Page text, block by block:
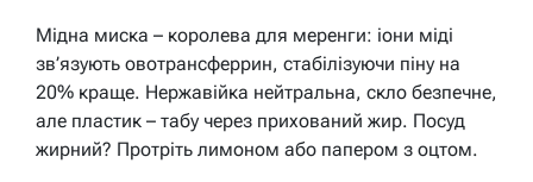
Мідна миска – королева для меренги: іони міді
зв’язують овотрансферрин, стабілізуючи піну на
20% краще. Нержавійка нейтральна, скло безпечне,
але пластик – табу через прихований жир. Посуд
жирний? Протріть лимоном або папером з оцтом.